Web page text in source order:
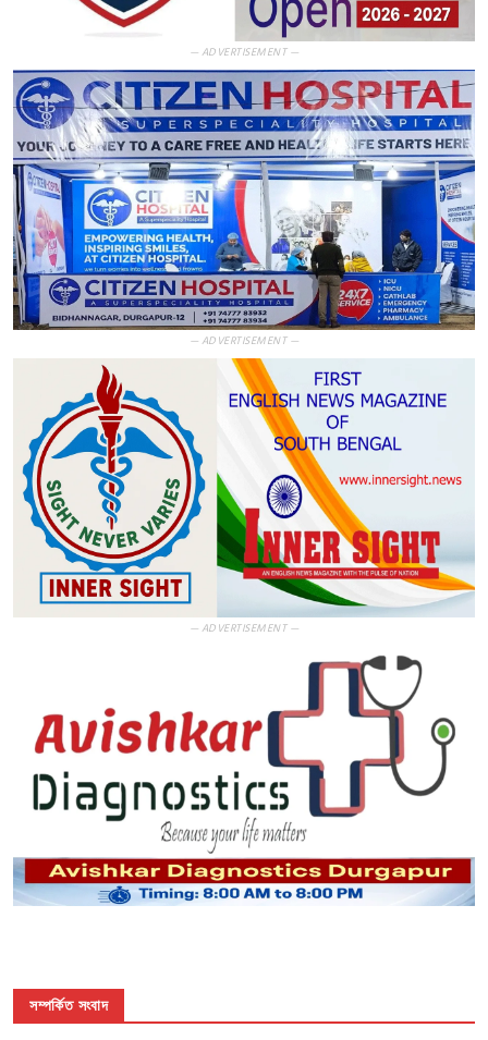
— ADVERTISEMENT —
— ADVERTISEMENT —
— ADVERTISEMENT —
সম্পর্কিত সংবাদ